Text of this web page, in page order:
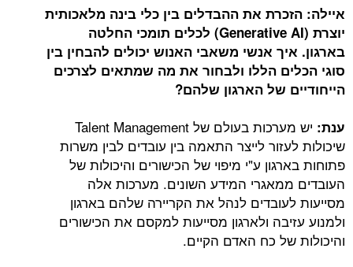
איילה: הזכרת את ההבדלים בין כלי בינה מלאכותית
יוצרת (
Generative AI) לכלים תומכי החלטה
בארגון. איך אנשי משאבי האנוש יכולים להבחין בין
סוגי הכלים הללו ולבחור את מה שמתאים לצרכים
הייחודיים של הארגון שלהם?
ענת:
יש מערכות בעולם של Talent Management
שיכולות לעזור לייצר התאמה בין עובדים לבין משרות
פתוחות בארגון ע"י מיפוי של הכישורים והיכולות של
העובדים ממאגרי המידע השונים. מערכות אלה
מסייעות לעובדים לנהל את הקריירה שלהם בארגון
ולמנוע עזיבה ולארגון מסייעות למקסם את הכישורים
והיכולות של כח האדם הקיים.